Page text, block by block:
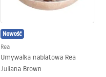
Nowość
Rea
Umywalka nablatowa Rea
Juliana Brown